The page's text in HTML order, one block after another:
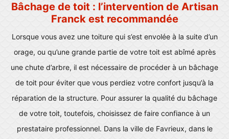
Bâchage de toit : l’intervention de Artisan
Franck est recommandée
Lorsque vous avez une toiture qui s’est envolée à la suite d’un
orage, ou qu’une grande partie de votre toit est abîmé après
une chute d’arbre, il est nécessaire de procéder à un bâchage
de toit pour éviter que vous perdiez votre confort jusqu’à la
réparation de la structure. Pour assurer la qualité du bâchage
de votre toit, toutefois, choisissez de faire confiance à un
prestataire professionnel. Dans la ville de Favrieux, dans le